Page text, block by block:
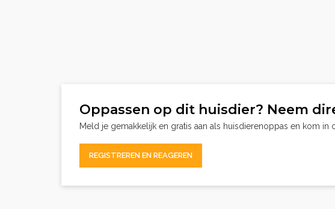
Oppassen op dit huisdier? Neem
Meld je gemakkelijk en gratis aan als huisdierenoppas en kom in
REGISTREREN EN REAGEREN